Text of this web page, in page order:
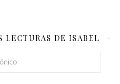
LECTURAS DE ISABEL